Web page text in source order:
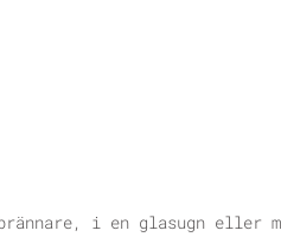
i en glasugn eller